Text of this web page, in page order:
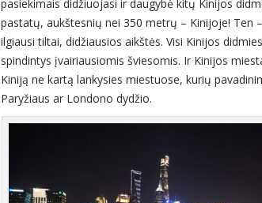
pasiekimais didžiuojasi ir daugybė kitų Kinijos
pastatų, aukštesnių nei 350 metrų – Kinijoje! Ten
ilgiausi tiltai, didžiausios aikštės. Visi Kinijos
spindintys įvairiausiomis šviesomis. Ir Kinijos
Kiniją ne kartą lankysies miestuose, kurių
Paryžiaus ar Londono dydžio.